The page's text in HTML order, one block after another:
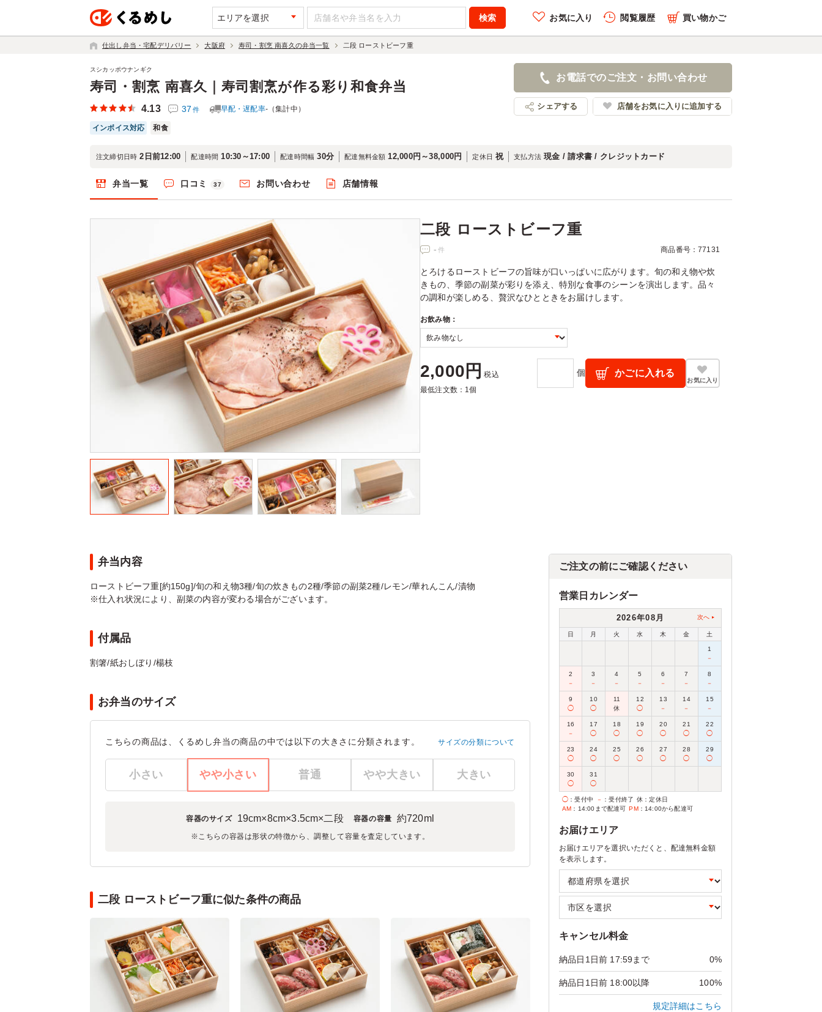
エリアを選択 お気に入り 閲覧履歴
履歴を全件削除する
店舗名：寿司・割烹 南喜久
買い物かご
仕出し弁当・宅配デリバリー 大阪府 寿司・割烹 南喜久の弁当一覧 二段 ローストビーフ重
寿司・割烹 南喜久｜寿司割烹が作る彩り和食弁当
スシカッポウナンギク
4.13 37 件 早配・遅配率-（集計中）
インボイス対応 和食
お電話でのご注文・お問い合わせ
シェアする 店舗をお気に入りに追加する
注文締切日時 2日前12:00 配達時間 10:30～17:00 配達時間幅 30分 配達無料金額 12,000円～38,000円 定休日 祝 支払方法 現金 / 請求書 / クレジットカード
弁当一覧 口コミ 37 お問い合わせ 店舗情報
二段 ローストビーフ重
- 件 商品番号：77131
とろけるローストビーフの旨味が口いっぱいに広がります。旬の和え物や炊
きもの、季節の副菜が彩りを添え、特別な食事のシーンを演出します。品々
の調和が楽しめる、贅沢なひとときをお届けします。
お飲み物：
2,000円 税込
最低注文数：1個
個 かごに入れる
お気に入り
弁当内容
ローストビーフ重[約150g]/旬の和え物3種/旬の炊きもの2種/季節の副菜2種/レモン/華れんこん/漬物
※仕入れ状況により、副菜の内容が変わる場合がございます。
付属品
割箸/紙おしぼり/楊枝
お弁当のサイズ
こちらの商品は、くるめし弁当の商品の中では以下の大きさに分類されます。 サイズの分類について
小さい やや小さい 普通 やや大きい 大きい
容器のサイズ 19cm×8cm×3.5cm×二段 容器の容量 約720ml
※こちらの容器は形状の特徴から、調整して容量を査定しています。
二段 ローストビーフ重に似た条件の商品
ご注文の前にご確認ください
営業日カレンダー
2026年08月 次へ
日 月 火 水 木 金 土
1
－
2
－
3
－
4
－
5
－
6
－
7
－
8
－
9
◯
10
◯
11
休
12
◯
13
－
14
－
15
－
16
－
17
◯
18
◯
19
◯
20
◯
21
◯
22
◯
23
◯
24
◯
25
◯
26
◯
27
◯
28
◯
29
◯
30
◯
31
◯
◯ ：受付中 － ：受付終了 休 ：定休日
AM ：14:00まで配達可 PM：14:00から配達可
お届けエリア
お届けエリアを選択いただくと、配達無料金額
を表示します。
キャンセル料金
納品日1日前 17:59まで 0%
納品日1日前 18:00以降 100%
規定詳細はこちら